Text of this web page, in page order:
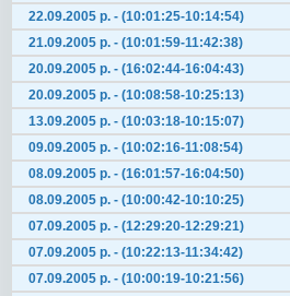
22.09.2005 р. - (10:01:25-10:14:54)
21.09.2005 р. - (10:01:59-11:42:38)
20.09.2005 р. - (16:02:44-16:04:43)
20.09.2005 р. - (10:08:58-10:25:13)
13.09.2005 р. - (10:03:18-10:15:07)
09.09.2005 р. - (10:02:16-11:08:54)
08.09.2005 р. - (16:01:57-16:04:50)
08.09.2005 р. - (10:00:42-10:10:25)
07.09.2005 р. - (12:29:20-12:29:21)
07.09.2005 р. - (10:22:13-11:34:42)
07.09.2005 р. - (10:00:19-10:21:56)